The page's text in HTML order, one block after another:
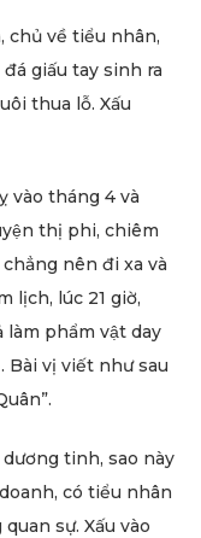
chủ về tiểu nhân,
giấu tay sinh ra
thua lỗ. Xấu
vào tháng 4 và
thị phi, chiêm
nên đi xa và
lịch, lúc 21 giờ,
làm phẩm vật day
Bài vị viết như sau
tinh, sao này
có tiểu nhân
sự. Xấu vào